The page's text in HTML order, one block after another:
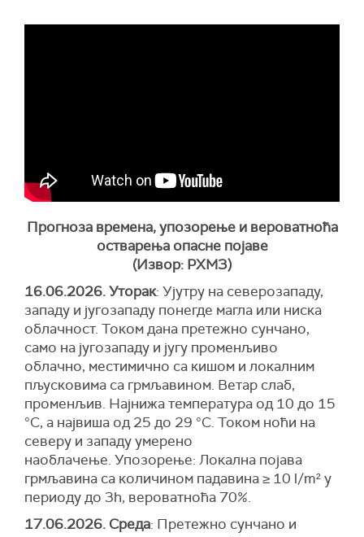
Прогноза времена, упозорење и вероватноћа
остварења опасне појаве
(Извор: РХМЗ)
16.06.2026. Уторак: Ујутру на северозападу,
западу и југозападу понегде магла или ниска
облачност. Током дана претежно сунчано,
само на југозападу и југу променљиво
облачно, местимично са кишом и локалним
пљусковима са грмљавином. Ветар слаб,
променљив. Најнижа температура од 10 до 15
°С, а највиша од 25 до 29 °С. Током ноћи на
северу и западу умерено
наоблачење. Упозорење: Локална појава
грмљавина са количином падавина ≥ 10 l/m² у
периоду до 3h, вероватноћа 70%.
17.06.2026. Среда: Претежно сунчано и